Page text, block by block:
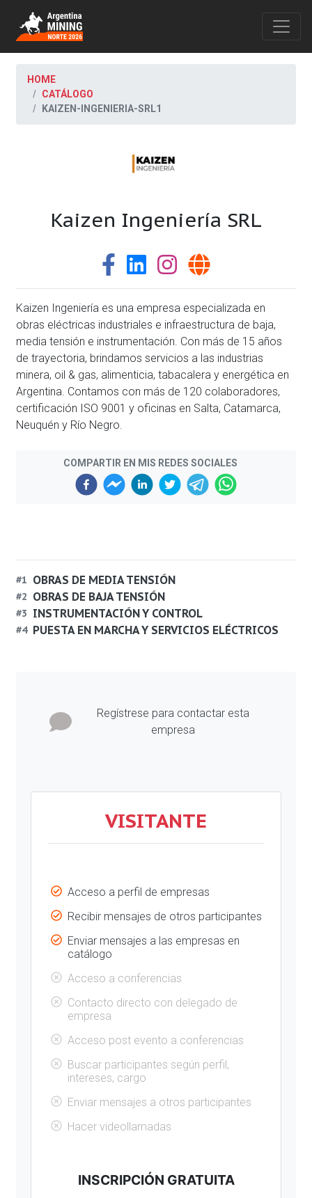
HOME
CATÁLOGO
KAIZEN-INGENIERIA-SRL1
Kaizen Ingeniería SRL
Kaizen Ingeniería es una empresa especializada en
obras eléctricas industriales e infraestructura de baja,
media tensión e instrumentación. Con más de 15 años
de trayectoria, brindamos servicios a las industrias
minera, oil & gas, alimenticia, tabacalera y energética en
Argentina. Contamos con más de 120 colaboradores,
certificación ISO 9001 y oficinas en Salta, Catamarca,
Neuquén y Río Negro.
COMPARTIR EN MIS REDES SOCIALES
#1 OBRAS DE MEDIA TENSIÓN
#2 OBRAS DE BAJA TENSIÓN
#3 INSTRUMENTACIÓN Y CONTROL
#4 PUESTA EN MARCHA Y SERVICIOS ELÉCTRICOS
Regístrese para contactar esta
empresa
VISITANTE
Acceso a perfil de empresas
Recibir mensajes de otros participantes
Enviar mensajes a las empresas en
catálogo
Acceso a conferencias
Contacto directo con delegado de
empresa
Acceso post evento a conferencias
Buscar participantes según perfil,
intereses, cargo
Enviar mensajes a otros participantes
Hacer videollamadas
INSCRIPCIÓN GRATUITA